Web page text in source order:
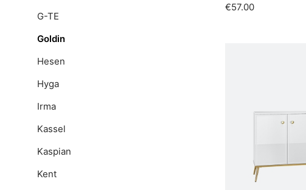
G-TE
Goldin
Hesen
Hyga
Irma
Kassel
Kaspian
Kent
€57.00